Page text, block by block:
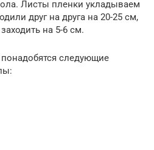
Листы пленки укладываем
друг на друга на 20-25 см,
на 5-6 см.
следующие